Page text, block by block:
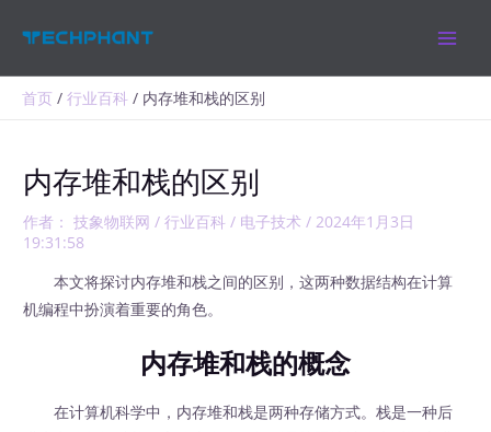
首页 行业百科 内存堆和栈的区别
内存堆和栈的区别
作者： 技象物联网/行业百科 / 电子技术 /2024年1月3日
19:31:58
本文将探讨内存堆和栈之间的区别，这两种数据结构在计算
机编程中扮演着重要的角色。
内存堆和栈的概念
在计算机科学中，内存堆和栈是两种存储方式。栈是一种后